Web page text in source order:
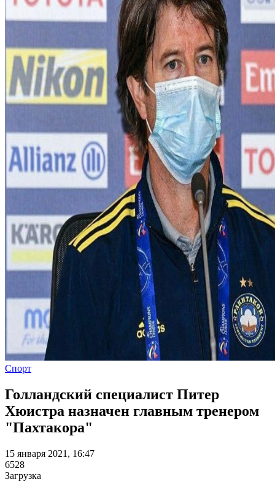
Спорт
Голландский специалист Питер
Хюистра назначен главным тренером
"Пахтакора"
15 января 2021, 16:47
6528
Загрузка